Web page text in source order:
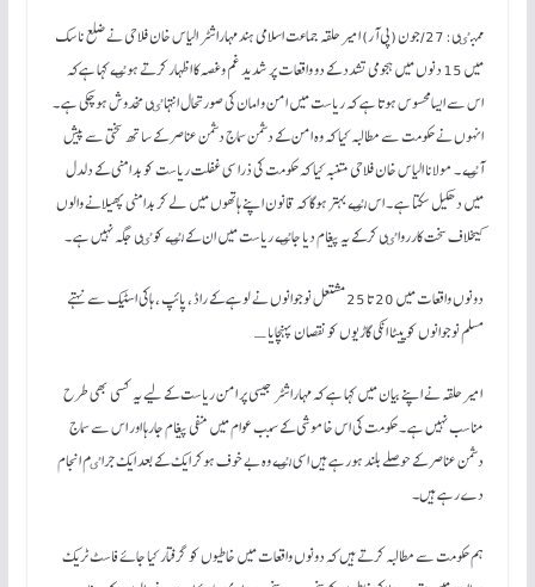
ممبٸی: 27/جون (پی آر) امیر حلقہ جماعت اسلامی ہند مہاراشٹر الیاس خان فلاحی نے ضلع ناسک
میں 15 دنوں میں ہجومی تشدد کے دو واقعات پر شدید غم وغصہ کا اظہار کرتے ہوٸے کہا ہےکہ
اس سے ایسا محسوس ہوتا ہے کہ ریاست میں امن و امان کی صورتحال انتہاٸی مخدوش ہوچکی ہے ۔
انہوں نے حکومت سے مطالبہ کیا کہ وہ امن کے دشمن سماج دشمن عناصر کے ساتھ سختی سے پیش
آٸے ۔ مولانا الیاس خان فلاحی متنبہ کیا کہ حکومت کی ذرا سی غفلت ریاست کو بد امنی کے دلدل
میں دھکیل سکتا ہے ۔ اس لٸے بہتر ہوگا کہ قانون اپنے ہاتھوں میں لے کر بدامنی پھیلانے والوں
کیخلاف سخت کاررواٸی کرکے یہ پیغام دیا جاٸے ریاست میں ان کے لٸے کوٸی جگہ نہیں ہے ۔
دونوں واقعات میں 20 تا 25 مشتعل نوجوانوں نے لوہے کے راڈ ، پائپ ، ہاکی اسٹیک سے نہتے
مسلم نوجوانوں کو پیٹا انکی گاڑیوں کو نقصان پہنچایا ـ
امیر حلقہ نے اپنے بیان میں کہا ہے کہ مہاراشٹر جیسی پر امن ریاست کے لیے یہ کسی بھی طرح
مناسب نہیں ہے ۔ حکومت کی اس خاموشی کے سبب عوام میں منفی پیغام جارہا اور اس سے سماج
دشمن عناصر کے حوصلے بلند ہورہے ہیں اسی لٸے وہ بے خوف ہوکر ایک کے بعد ایک جراٸم انجام
دے رہے ہیں۔
ہم حکومت سے مطالبہ کرتے ہیں کہ دونوں واقعات میں خاطیوں کو گرفتار کیا جائے فاسٹ ٹریک